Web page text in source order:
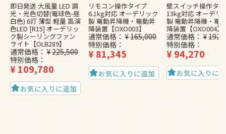
即日発送 大風量 LED 調
光・光色切替(電球色-昼
白色) 6灯 薄型 軽量 高演
色LED [R15] オーデリッ
ク製シーリングファン
ライト【OLB289】
通常価格 ¥225,500
特別価格
¥109,780
お気に入りに追加
リモコン操作タイプ
6.1kg対応 オーデリック
製 電動昇降機・電動昇
降装置【OXO003】
通常価格 ¥165,000
特別価格
¥81,345
お気に入りに追加
壁スイッチ操作タ
13kg対応 オーデリ
製 電動昇降機・電
降装置【OXO004】
通常価格 ¥
特別価格
¥94,270
お気に入りに